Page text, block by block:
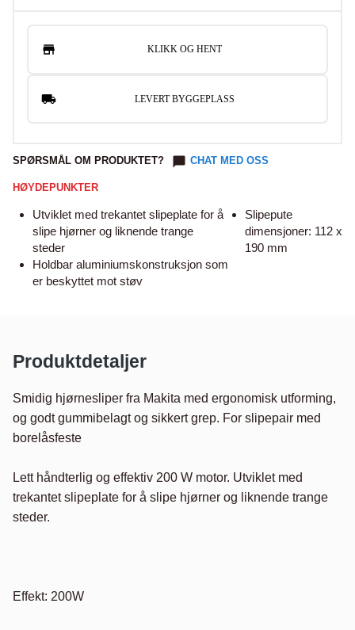
KLIKK OG HENT
LEVERT BYGGEPLASS
SPØRSMÅL OM PRODUKTET? CHAT MED OSS
HØYDEPUNKTER
Utviklet med trekantet slipeplate for å
slipe hjørner og liknende trange
steder
Holdbar aluminiumskonstruksjon som
er beskyttet mot støv
Slipepute
dimensjoner: 112 x
190 mm
Produktdetaljer
Smidig hjørnesliper fra Makita med ergonomisk utforming,
og godt gummibelagt og sikkert grep. For slipepair med
borelåsfeste
Lett håndterlig og effektiv 200 W motor. Utviklet med
trekantet slipeplate for å slipe hjørner og liknende trange
steder.
Effekt: 200W